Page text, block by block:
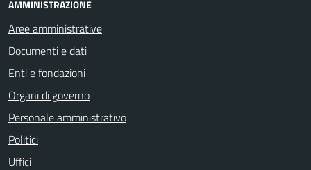
AMMINISTRAZIONE
Aree amministrative
Documenti e dati
Enti e fondazioni
Organi di governo
Personale amministrativo
Politici
Uffici